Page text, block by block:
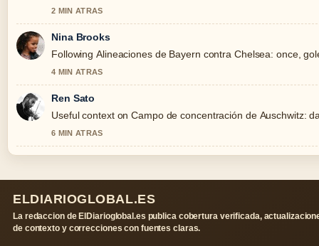
2 MIN ATRAS
Nina Brooks
Following Alineaciones de Bayern contra Chelsea: once,
4 MIN ATRAS
Ren Sato
Useful context on Campo de concentración de Auschwitz:
6 MIN ATRAS
ELDIARIOGLOBAL.ES
La redaccion de ElDiarioglobal.es publica cobertura verificada,
de contexto y correcciones con fuentes claras.